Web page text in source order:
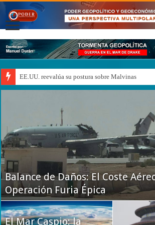
¿QUIÉN GANÓ LA GUERRA?
¿QUIÉN GANÓ LA GUERRA?
Balance de Daños: El Coste
Operación Furia Épica
El Mar Caspio: la